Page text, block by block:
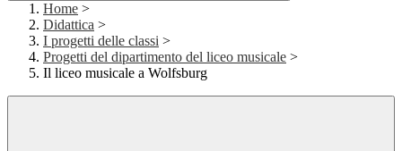
Home >
Didattica >
I progetti delle classi >
Progetti del dipartimento del liceo musicale >
Il liceo musicale a Wolfsburg